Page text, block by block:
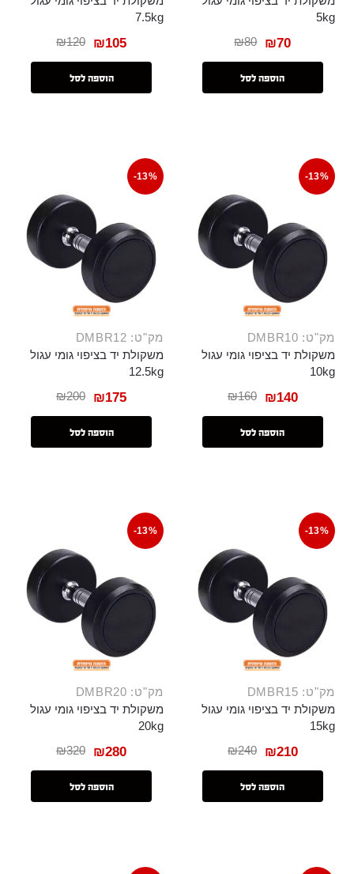
5kg
₪80 ₪70
הוספה לסל
7.5kg
₪120 ₪105
הוספה לסל
-13%
מק"ט: DMBR10
משקולת יד בציפוי גומי עגול
10kg
₪160 ₪140
הוספה לסל
-13%
מק"ט: DMBR12
משקולת יד בציפוי גומי עגול
12.5kg
₪200 ₪175
הוספה לסל
-13%
מק"ט: DMBR15
משקולת יד בציפוי גומי עגול
15kg
₪240 ₪210
הוספה לסל
-13%
מק"ט: DMBR20
משקולת יד בציפוי גומי עגול
20kg
₪320 ₪280
הוספה לסל